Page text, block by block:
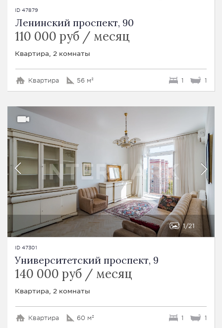
ID 47879
Ленинский проспект, 90
110 000 руб / месяц
Квартира, 2 комнаты
Квартира 56 м² 1 1
1 21
ID 47301
Университетский проспект, 9
140 000 руб / месяц
Квартира, 2 комнаты
Квартира 60 м² 1 1